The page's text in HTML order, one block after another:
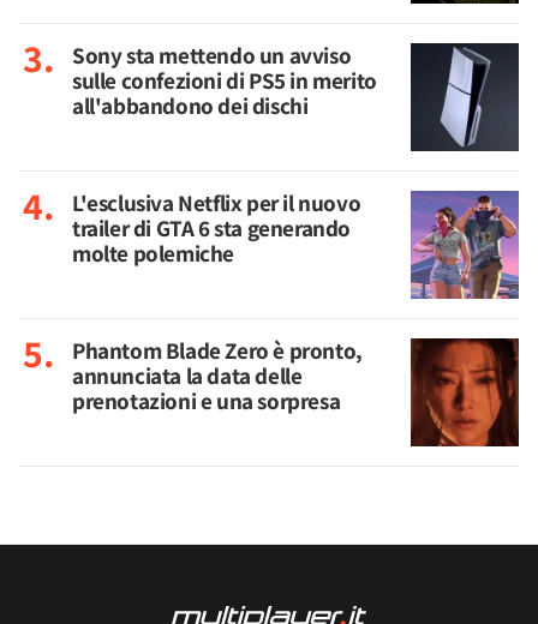
Sony sta mettendo un avviso
sulle confezioni di PS5 in merito
all'abbandono dei dischi
L'esclusiva Netflix per il nuovo
trailer di GTA 6 sta generando
molte polemiche
Phantom Blade Zero è pronto,
annunciata la data delle
prenotazioni e una sorpresa